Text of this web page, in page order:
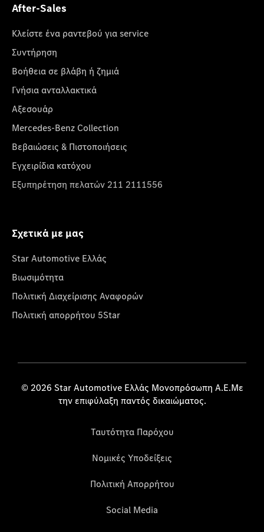
After-Sales
Κλείστε ένα ραντεβού για service
Συντήρηση
Βοήθεια σε βλάβη ή ζημιά
Γνήσια ανταλλακτικά
Αξεσουάρ
Mercedes-Benz Collection
Βεβαιώσεις & Πιστοποιήσεις
Εγχειρίδια κατόχου
Εξυπηρέτηση πελατών 211 2111556
Σχετικά με μας
Star Automotive Ελλάς
Βιωσιμότητα
Πολιτική Διαχείρισης Αναφορών
Πολιτική απορρήτου 5Star
© 2026 Star Automotive Ελλάς Μονοπρόσωπη Α.Ε.Με
την επιφύλαξη παντός δικαιώματος.
Ταυτότητα Παρόχου
Νομικές Υποδείξεις
Πολιτική Απορρήτου
Social Media